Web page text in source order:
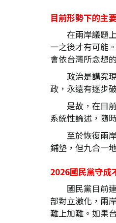
目前形勢下的主
在兩岸議題
一之後才有可能
會依台灣所念想
政治是講究
政，永遠有逐步
是故，在目
系統性論述，隨
至於恢復兩
鋪墊，但九合一
2026國民黨守成
國民黨目前
部對立激化，兩
難上加難。如果